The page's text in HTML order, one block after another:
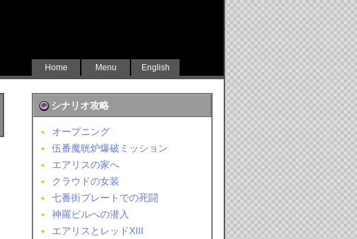
Home Menu English
シナリオ攻略
オープニング
伍番魔晄炉爆破ミッション
エアリスの家へ
クラウドの女装
七番街プレートでの死闘
神羅ビルへの潜入
エアリスとレッドXIII